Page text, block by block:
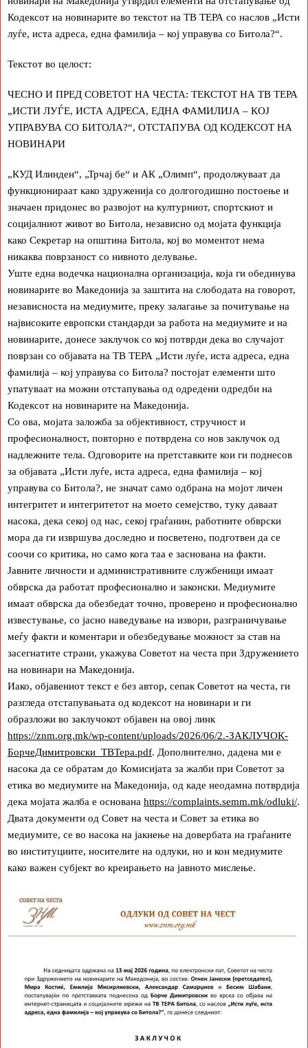
Кодексот на новинарите во текстот на ТВ ТЕРА со наслов „Исти
луѓе, иста адреса, една фамилија – кој управува со Битола?“.
Текстот во целост:
ЧЕСНО И ПРЕД СОВЕТОТ НА ЧЕСТА: ТЕКСТОТ НА ТВ ТЕРА
„ИСТИ ЛУЃЕ, ИСТА АДРЕСА, ЕДНА ФАМИЛИЈА – КОЈ
УПРАВУВА СО БИТОЛА?“, ОТСТАПУВА ОД КОДЕКСОТ НА
НОВИНАРИ
„КУД Илинден“, „Трчај бе“ и АК „Олимп“, продолжуваат да
функционираат како здруженија со долгогодишно постоење и
значаен придонес во развојот на културниот, спортскиот и
социјалниот живот во Битола, независно од мојата функција
како Секретар на општина Битола, кој во моментот нема
никаква поврзаност со нивното делување.
Уште една водечка национална организација, која ги обединува
новинарите во Македонија за заштита на слободата на говорот,
независноста на медиумите, преку залагање за почитување на
највисоките европски стандарди за работа на медиумите и на
новинарите, донесе заклучок со кој потврди дека во случајот
поврзан со објавата на ТВ ТЕРА „Исти луѓе, иста адреса, една
фамилија – кој управува со Битола? постојат елементи што
упатуваат на можни отстапувања од одредени одредби на
Кодексот на новинарите на Македонија.
Со ова, мојата заложба за објективност, стручност и
професионалност, повторно е потврдена со нов заклучок од
надлежните тела. Одговорите на претставките кои ги поднесов
за објавата „Исти луѓе, иста адреса, една фамилија – кој
управува со Битола?, не значат само одбрана на мојот личен
интегритет и интегритетот на моето семејство, туку даваат
насока, дека секој од нас, секој граѓанин, работните обврски
мора да ги извршува доследно и посветено, подготвен да се
соочи со критика, но само кога таа е заснована на факти.
Јавните личности и административните службеници имаат
обврска да работат професионално и законски. Медиумите
имаат обврска да обезбедат точно, проверено и професионално
известување, со јасно наведување на извори, разграничување
меѓу факти и коментари и обезбедување можност за став на
засегнатите страни, укажува Советот на честа при Здружението
на новинари на Македонија.
Иако, објавениот текст е без автор, сепак Советот на честа, ги
разгледа отстапувањата од кодексот на новинари и ги
образложи во заклучокот објавен на овој линк
https://znm.org.mk/wp-content/uploads/2026/06/2.-ЗАКЛУЧОК-
БорчеДимитровски_ТВТера.pdf. Дополнително, дадена ми е
насока да се обратам до Комисијата за жалби при Советот за
етика во медиумите на Македонија, од каде неодамна потврдија
дека мојата жалба е основана https://complaints.semm.mk/odluki/.
Двата документи од Совет на честа и Совет за етика во
медиумите, се во насока на јакнење на довербата на граѓаните
во институциите, носителите на одлуки, но и кон медиумите
како важен субјект во креирањето на јавното мислење.